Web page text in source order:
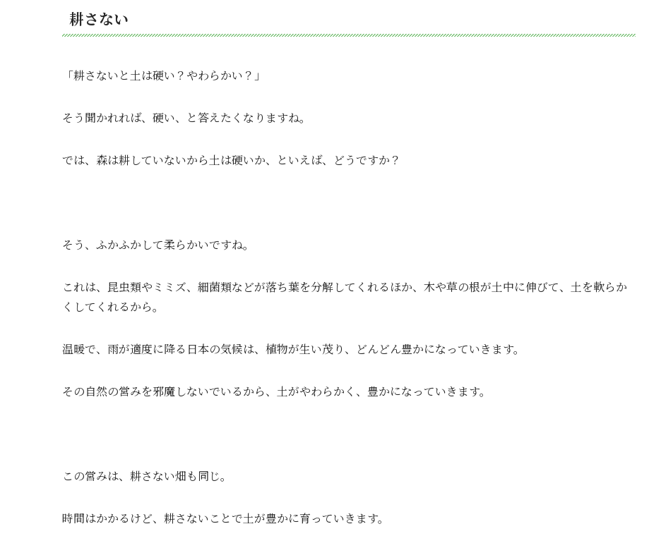
耕さない
「耕さないと土は硬い？やわらかい？」
そう聞かれれば、硬い、と答えたくなりますね。
では、森は耕していないから土は硬いか、といえば、どうですか？
そう、ふかふかして柔らかいですね。
これは、昆虫類やミミズ、細菌類などが落ち葉を分解してくれるほか、木や草の根が土中に伸びて、土を軟らか
くしてくれるから。
温暖で、雨が適度に降る日本の気候は、植物が生い茂り、どんどん豊かになっていきます。
その自然の営みを邪魔しないでいるから、土がやわらかく、豊かになっていきます。
この営みは、耕さない畑も同じ。
時間はかかるけど、耕さないことで土が豊かに育っていきます。